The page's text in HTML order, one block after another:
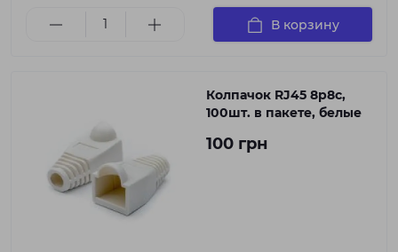
В корзину
Колпачок RJ45 8p8c,
100шт. в пакете, белые
100 грн